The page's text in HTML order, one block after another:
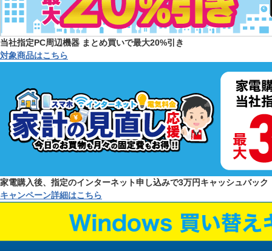
当社指定PC周辺機器 まとめ買いで最大20%引き
対象商品はこちら
家電購入後、指定のインターネット申し込みで3万円キャッシュバック
キャンペーン詳細はこちら